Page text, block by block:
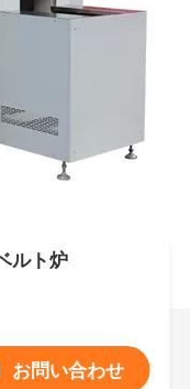
ルト炉
お問い合わせ